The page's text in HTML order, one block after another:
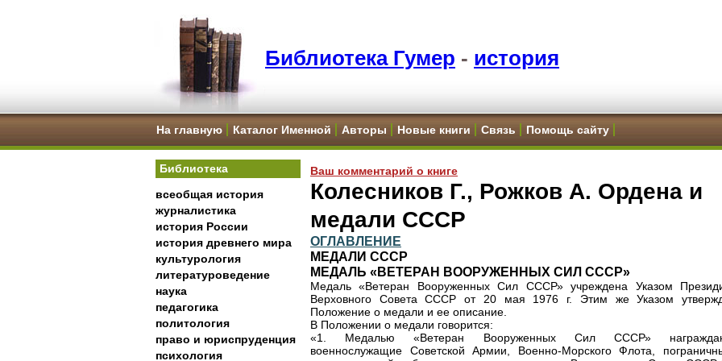
Библиотека Гумер - история
На главную Каталог Именной Авторы Новые книги Связь Помощь сайту
Библиотека
всеобщая история
журналистика
история России
история древнего мира
культурология
литературоведение
наука
педагогика
политология
право и юриспруденция
психология
Ваш комментарий о книге
Колесников Г., Рожков А. Ордена и
медали СССР
ОГЛАВЛЕНИЕ
МЕДАЛИ СССР
МЕДАЛЬ «ВЕТЕРАН ВООРУЖЕННЫХ СИЛ СССР»
Медаль «Ветеран Вооруженных Сил СССР» учреждена Указом
Верховного Совета СССР от 20 мая 1976 г. Этим же Указом
Положение о медали и ее описание.
В Положении о медали говорится:
«1. Медалью «Ветеран Вооруженных Сил СССР»
военнослужащие Советской Армии, Военно-Морского Флота,